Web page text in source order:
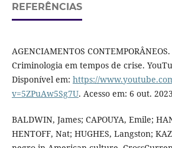
REFERÊNCIAS
AGENCIAMENTOS
Criminologia em tempos de crise.
Disponível em: https://
v=5ZPuAw5Sg7U. Acesso em: 6 out.
BALDWIN, James; CAPOUYA, Emile;
HENTOFF, Nat; HUGHES, Langston;